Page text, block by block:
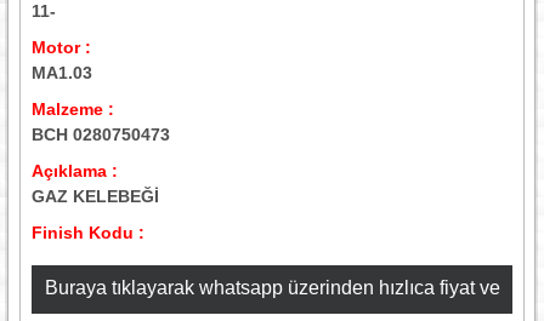
11-
Motor :
MA1.03
Malzeme :
BCH 0280750473
Açıklama :
GAZ KELEBEĞİ
Finish Kodu :
Buraya tıklayarak whatsapp üzerinden hızlıca fiyat ve